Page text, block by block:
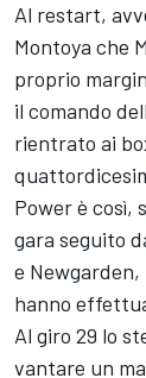
Al restart,
Montoya che
proprio
il comando
rientrato ai
Power è così,
gara seguito
e
hanno
Al giro 29 lo
vantare un